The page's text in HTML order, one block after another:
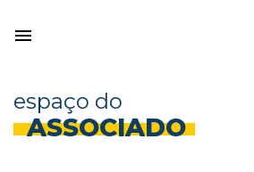
espaço do
ASSOCIADO